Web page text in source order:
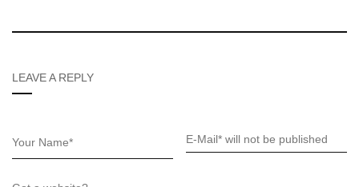
LEAVE A REPLY